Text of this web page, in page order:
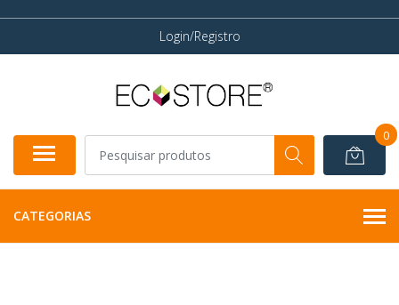
Login/Registro
0
CATEGORIAS